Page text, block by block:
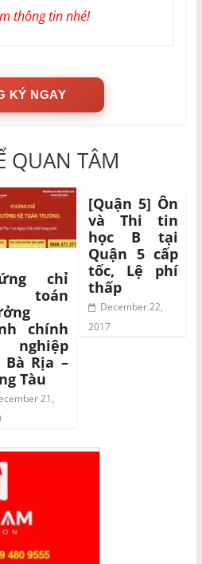
thông tin nhé!
KÝ NGAY
QUAN TÂM
chỉ
toán
chính
nghiệp
Rịa –
Tàu
21,
[Quận 5] Ôn
và Thi tin
học B tại
Quận 5 cấp
tốc, Lệ phí
thấp
December 22,
2017